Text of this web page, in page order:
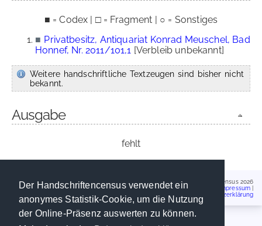
Der Handschriftencensus verwendet ein
anonymes Statistik-Cookie, um die Nutzung
der Online-Präsenz auswerten zu können.
■ = Codex | □ = Fragment | ○ = Sonstiges
■ Privatbesitz, Antiquariat Konrad Meuschel, Bad
Honnef, Nr. 2011/101,1 [Verbleib unbekannt]
Weitere handschriftliche Textzeugen sind bisher nicht
bekannt.
Ausgabe
fehlt
Handschriftencensus 2026
Impressum
Datenschutzerklärung